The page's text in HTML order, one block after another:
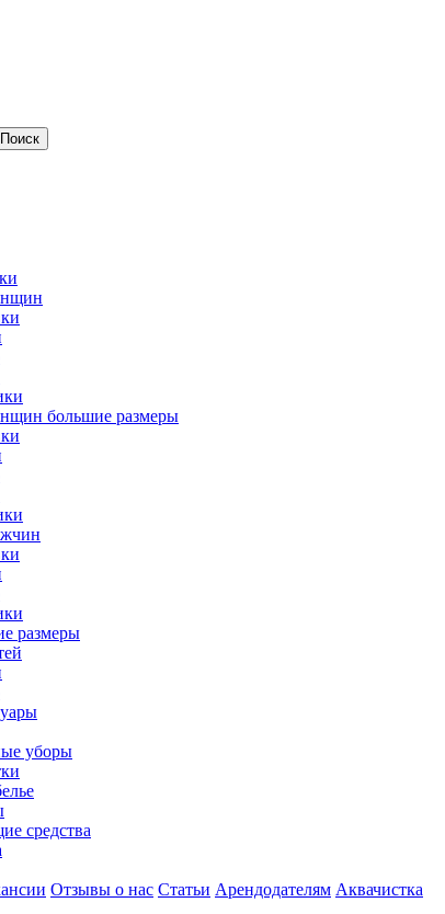
большие размеры
размеры
уборы
средства
Отзывы о нас Статьи Арендодателям Аквачистка